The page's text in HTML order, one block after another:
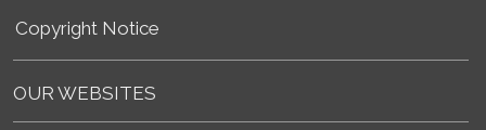
Copyright Notice
OUR WEBSITES